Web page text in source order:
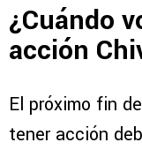
¿Cuándo
acción
El próximo fin
tener acción